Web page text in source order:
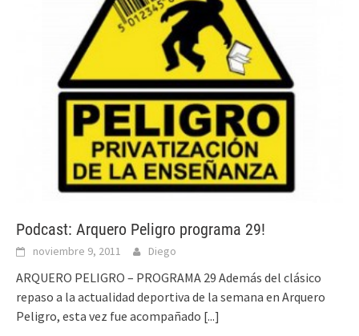
Podcast: Arquero Peligro programa 29!
noviembre 9, 2011 Diego
ARQUERO PELIGRO – PROGRAMA 29 Además del clásico
repaso a la actualidad deportiva de la semana en Arquero
Peligro, esta vez fue acompañado [...]